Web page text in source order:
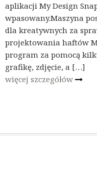
aplikacji My Design
wpasowany.Maszyna
dla kreatywnych za
projektowania haftów
program za pomocą
grafikę, zdjęcie, a […]
więcej szczegółów